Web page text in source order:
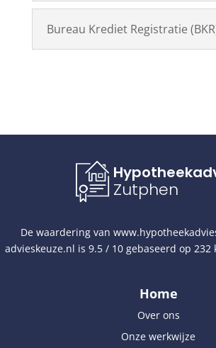
Bureau Krediet Registratie
Zutphen
De waardering van
advieskeuze.nl is 9.5 / 10 gebaseerd op 232
Home
Over ons
Onze werkwijze